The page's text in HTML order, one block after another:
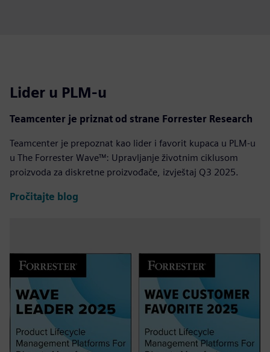
Lider u PLM-u
Teamcenter je priznat od strane Forrester Research
Teamcenter je prepoznat kao lider i favorit kupaca u PLM-u
u The Forrester Wave™: Upravljanje životnim ciklusom
proizvoda za diskretne proizvođače, izvještaj Q3 2025.
Pročitajte blog